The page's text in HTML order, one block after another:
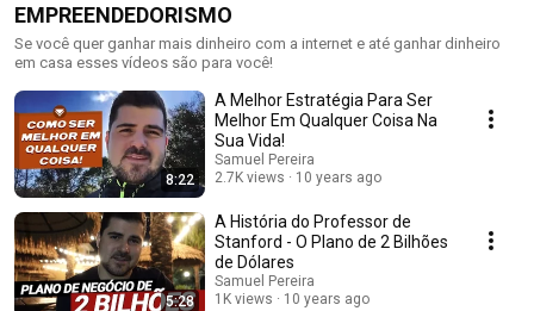
EMPREENDEDORISMO
Se você quer ganhar mais dinheiro com a internet e até ganhar dinheiro
em casa esses vídeos são para você!
8:22
A Melhor Estratégia Para Ser
Melhor Em Qualquer Coisa Na
Sua Vida!
Samuel Pereira
2.7K views
10 years ago
5:28
A História do Professor de
Stanford - O Plano de 2 Bilhões
de Dólares
Samuel Pereira
1K views
10 years ago